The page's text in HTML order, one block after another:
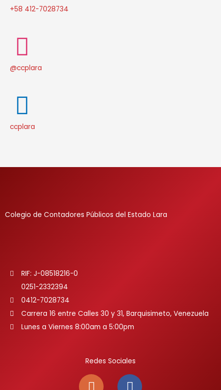
+58 412-7028734
@ccplara
ccplara
Colegio de Contadores Públicos del Estado Lara
RIF: J-08518216-0
0251-2332394
0412-7028734
Carrera 16 entre Calles 30 y 31, Barquisimeto, Venezuela
Lunes a Viernes 8:00am a 5:00pm
Redes Sociales
I F